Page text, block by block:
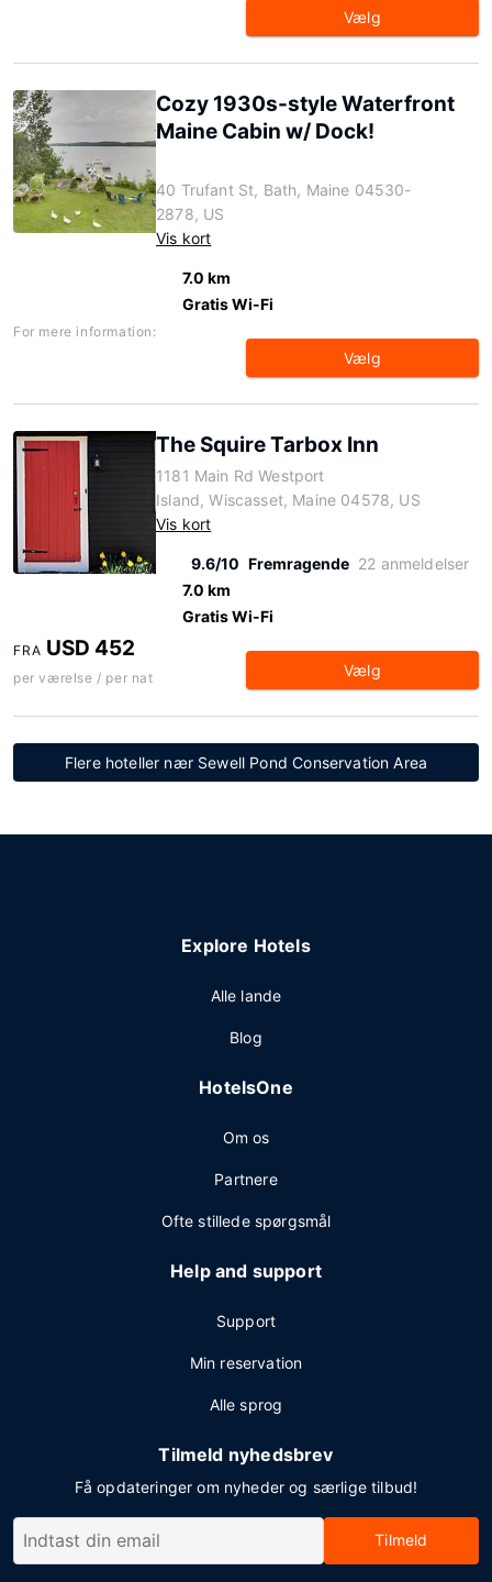
Vælg
Cozy 1930s-style Waterfront
Maine Cabin w/ Dock!
40 Trufant St, Bath, Maine 04530-
2878, US
Vis kort
7.0 km
Gratis Wi-Fi
For mere information:
Vælg
The Squire Tarbox Inn
1181 Main Rd Westport
Island, Wiscasset, Maine 04578, US
Vis kort
9.6/10 Fremragende 22 anmeldelser
7.0 km
Gratis Wi-Fi
FRA USD 452
per værelse / per nat Vælg
Flere hoteller nær Sewell Pond Conservation Area
Explore Hotels
Alle lande
Blog
HotelsOne
Om os
Partnere
Ofte stillede spørgsmål
Help and support
Support
Min reservation
Alle sprog
Tilmeld nyhedsbrev
Få opdateringer om nyheder og særlige tilbud!
Tilmeld